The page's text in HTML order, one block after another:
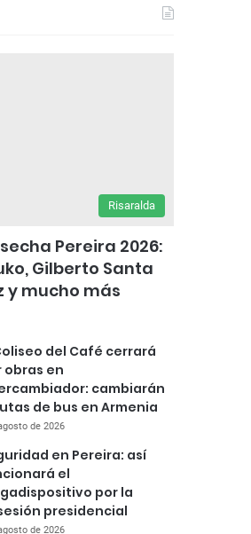
Risaralda
Pereira 2026:
Gilberto Santa
y mucho más
del Café cerrará
obras en
cambiarán
de bus en Armenia
de 2026
en Pereira: así
el
por la
presidencial
de 2026